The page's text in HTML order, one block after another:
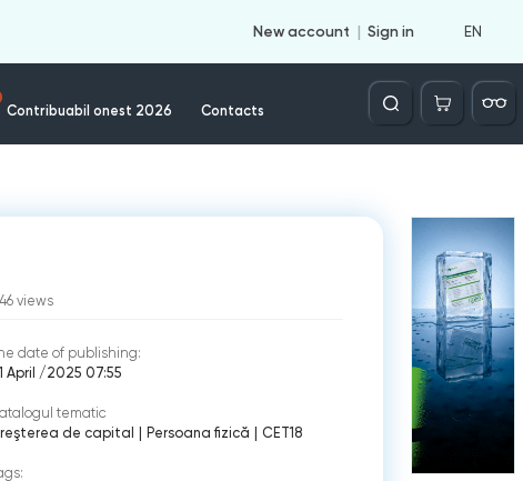
New account Sign in EN
Contribuabil onest 2026 Contacts
Căutare
views
date of publishing:
April /2025 07:55
tematic
de capital
Persoana fizică CET18